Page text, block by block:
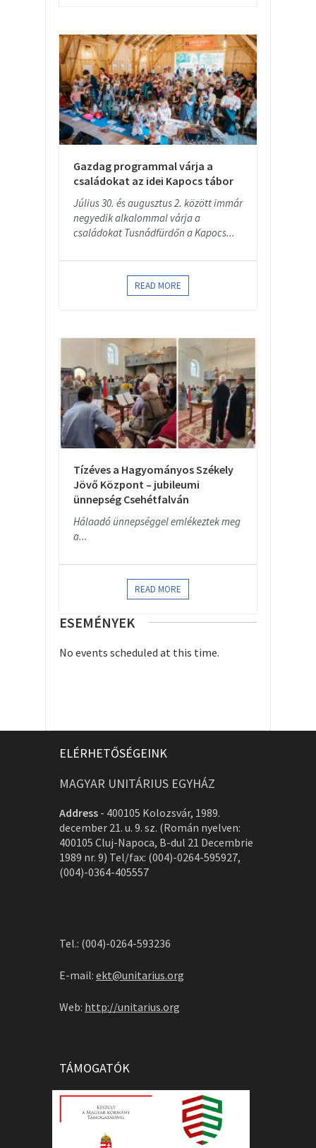
Gazdag programmal várja a
családokat az idei Kapocs tábor
Július 30. és augusztus 2. között immár
negyedik alkalommal várja a
családokat Tusnádfürdőn a Kapocs...
READ MORE
Tízéves a Hagyományos Székely
Jövő Központ – jubileumi
ünnepség Csehétfalván
Hálaadó ünnepséggel emlékeztek meg
a...
READ MORE
ESEMÉNYEK
No events scheduled at this time.
ELÉRHETŐSÉGEINK
MAGYAR UNITÁRIUS EGYHÁZ
Address - 400105 Kolozsvár, 1989.
december 21. u. 9. sz. (Román nyelven:
400105 Cluj-Napoca, B-dul 21 Decembrie
1989 nr. 9) Tel/fax: (004)-0264-595927,
(004)-0364-405557
Tel.: (004)-0264-593236
E-mail: ekt@unitarius.org
Web: http://unitarius.org
TÁMOGATÓK